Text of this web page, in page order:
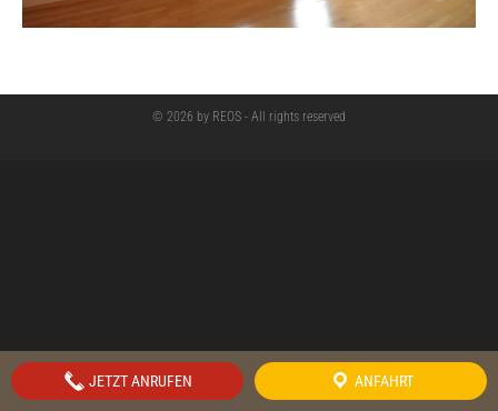
© 2026 by REOS - All rights reserved
JETZT ANRUFEN ANFAHRT